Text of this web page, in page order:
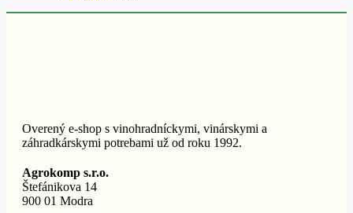
Overený e-shop s vinohradníckymi, vinárskymi a
záhradkárskymi potrebami už od roku 1992.
Agrokomp s.r.o.
Štefánikova 14
900 01 Modra